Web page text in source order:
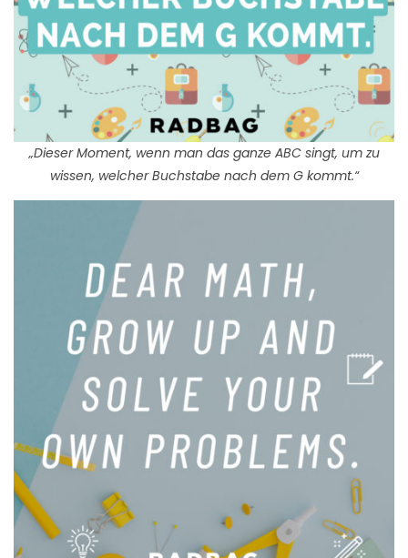
„Dieser Moment, wenn man das ganze ABC singt, um zu
wissen, welcher Buchstabe nach dem G kommt.“